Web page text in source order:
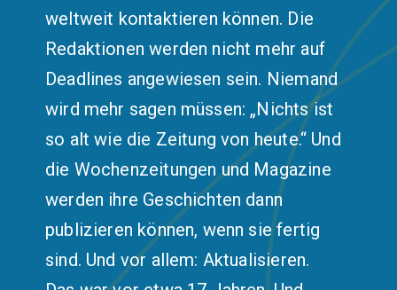
weltweit kontaktieren können. Die
Redaktionen werden nicht mehr auf
Deadlines angewiesen sein. Niemand
wird mehr sagen müssen: „Nichts ist
so alt wie die Zeitung von heute.“ Und
die Wochenzeitungen und Magazine
werden ihre Geschichten dann
publizieren können, wenn sie fertig
sind. Und vor allem: Aktualisieren.